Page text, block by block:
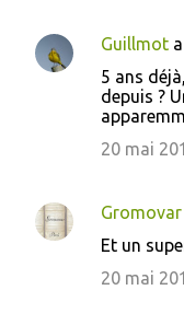
Guillmot
5 ans
depuis ?
20 mai
Gromovar
Et un
20 mai